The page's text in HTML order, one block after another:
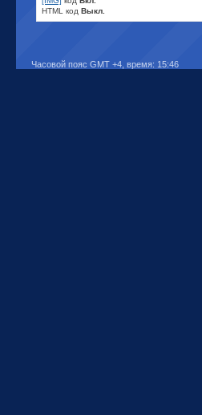
HTML код Выкл.
Часовой пояс GMT +4, время: 15:46